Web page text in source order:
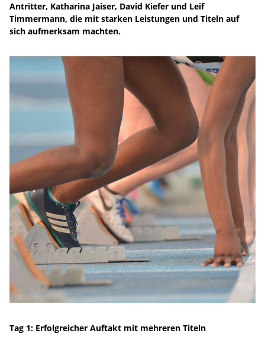
Antritter, Katharina Jaiser, David Kiefer und Leif
Timmermann, die mit starken Leistungen und Titeln auf
sich aufmerksam machten.
Tag 1: Erfolgreicher Auftakt mit mehreren Titeln